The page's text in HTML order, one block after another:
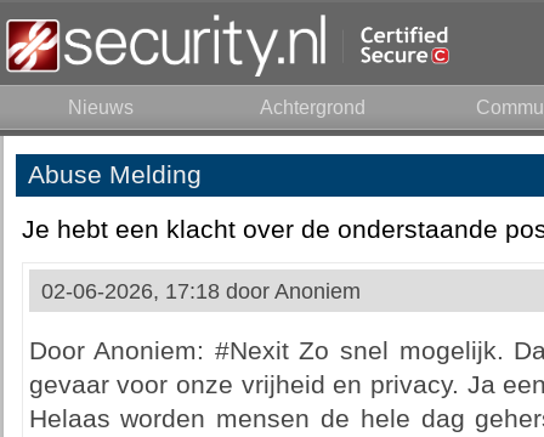
Nieuws Achtergrond
Abuse Melding
Je hebt een klacht over de onderstaande
02-06-2026, 17:18 door Anoniem
Door Anoniem: #Nexit Zo snel mogelijk.
gevaar voor onze vrijheid en privacy. Ja
Helaas worden mensen de hele dag